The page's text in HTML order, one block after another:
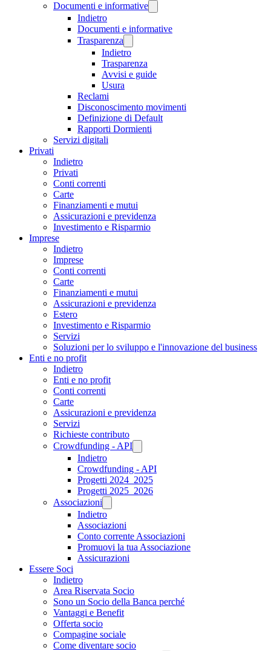
Documenti e informative
Indietro
Documenti e informative
Trasparenza
Indietro
Trasparenza
Avvisi e guide
Usura
Reclami
Disconoscimento movimenti
Definizione di Default
Rapporti Dormienti
Servizi digitali
Privati
Indietro
Privati
Conti correnti
Carte
Finanziamenti e mutui
Assicurazioni e previdenza
Investimento e Risparmio
Imprese
Indietro
Imprese
Conti correnti
Carte
Finanziamenti e mutui
Assicurazioni e previdenza
Estero
Investimento e Risparmio
Servizi
Soluzioni per lo sviluppo e l'innovazione del business
Enti e no profit
Indietro
Enti e no profit
Conti correnti
Carte
Assicurazioni e previdenza
Servizi
Richieste contributo
Crowdfunding - API
Indietro
Crowdfunding - API
Progetti 2024_2025
Progetti 2025_2026
Associazioni
Indietro
Associazioni
Conto corrente Associazioni
Promuovi la tua Associazione
Assicurazioni
Essere Soci
Indietro
Area Riservata Socio
Sono un Socio della Banca perché
Vantaggi e Benefit
Offerta socio
Compagine sociale
Come diventare socio